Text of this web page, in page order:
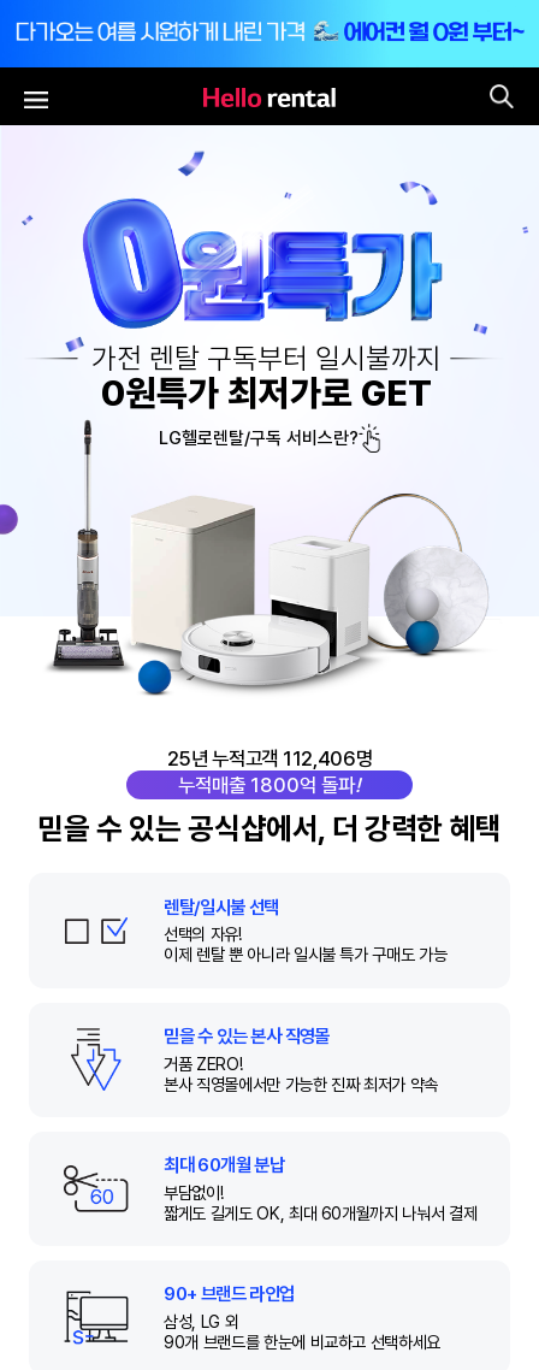
가전 렌탈 구독부터 일시불까지
0원특가 최저가로 GET
LG헬로렌탈/구독 서비스란?
25년 누적고객 112,406명
누적매출 1800억 돌파!
믿을 수 있는 공식샵에서, 더 강력한 혜택
렌탈/일시불 선택
선택의 자유!
이제 렌탈 뿐 아니라일시불 특가 구매도 가능
믿을 수 있는 본사 직영몰
거품 ZERO!
본사 직영몰에서만 가능한 진짜 최저가 약속
최대 60개월 분납
부담없이!
짧게도 길게도 OK, 최대 60개월까지 나눠서 결제
90+ 브랜드 라인업
삼성, LG 외
90개 브랜드를 한눈에 비교하고 선택하세요